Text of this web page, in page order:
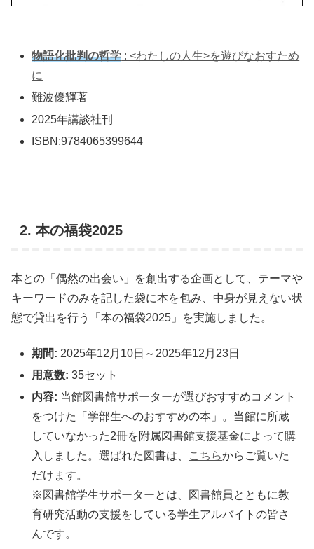
物語化批判の哲学 : <わたしの人生>を遊びなおすため
に
難波優輝著
2025年講談社刊
ISBN:9784065399644
2. 本の福袋2025
本との「偶然の出会い」を創出する企画として、テーマや
キーワードのみを記した袋に本を包み、中身が見えない状
態で貸出を行う「本の福袋2025」を実施しました。
期間: 2025年12月10日～2025年12月23日
用意数: 35セット
内容: 当館図書館サポーターが選びおすすめコメント
をつけた「学部生へのおすすめの本」。当館に所蔵
していなかった2冊を附属図書館支援基金によって購
入しました。選ばれた図書は、
こちらからご覧いた
だけます。
※図書館学生サポーターとは、図書館員とともに教
育研究活動の支援をしている学生アルバイトの皆さ
んです。